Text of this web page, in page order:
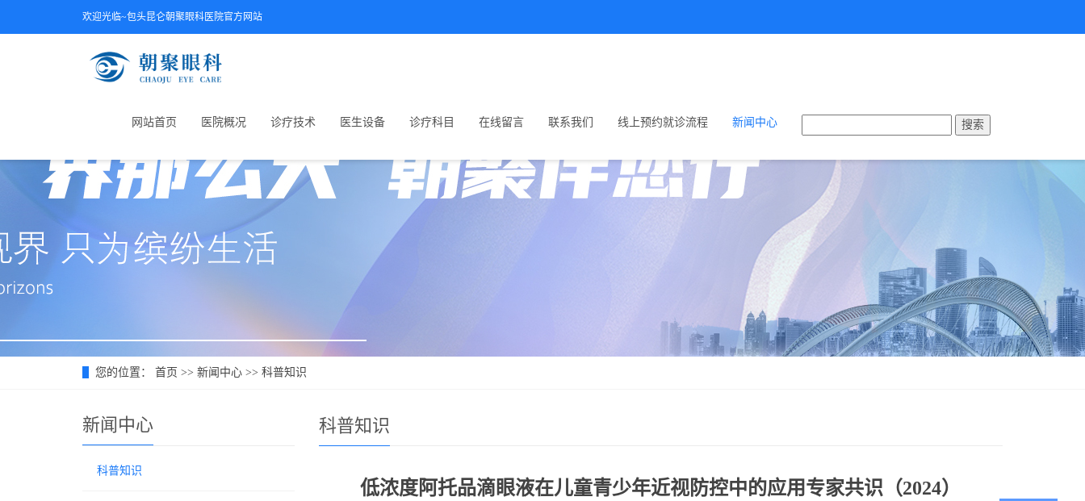
欢迎光临~包头昆仑朝聚眼科医院官方网站
网站首页 医院概况 诊疗技术 医生设备 诊疗科目 在线留言 联系我们 线上预约就诊流程 新闻中心 搜索
您的位置： 首页 >> 新闻中心 >> 科普知识
科普知识
低浓度阿托品滴眼液在儿童青少年近视防控中的应用专家共识（2024）
新闻中心
科普知识